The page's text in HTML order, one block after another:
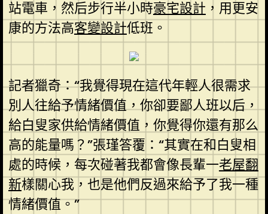
站電車，然后步行半小時豪宅設計 ，用更安
康的方法高客變設計低班。
記者獵奇：“我覺得現在這代年輕人很需求
別人往給予情緒價值，你卻要鄙人班以后，
給白叟家供給情緒價值，你覺得你還有那么
高的能量嗎？”張瑾答覆：“其實在和白叟相
處的時候，每次碰著我都會像長輩一老屋翻
新樣關心我，也是他們反過來給予了我一種
情緒價值。”